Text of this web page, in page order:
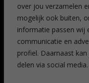
over jou verzamelen
mogelijk ook buiten,
informatie passen wij
communicatie en
profiel. Daarnaast
delen via social media.
Amsterdam
Breda
Favorieten
Mijn art alert
NIEUWSBRIEF